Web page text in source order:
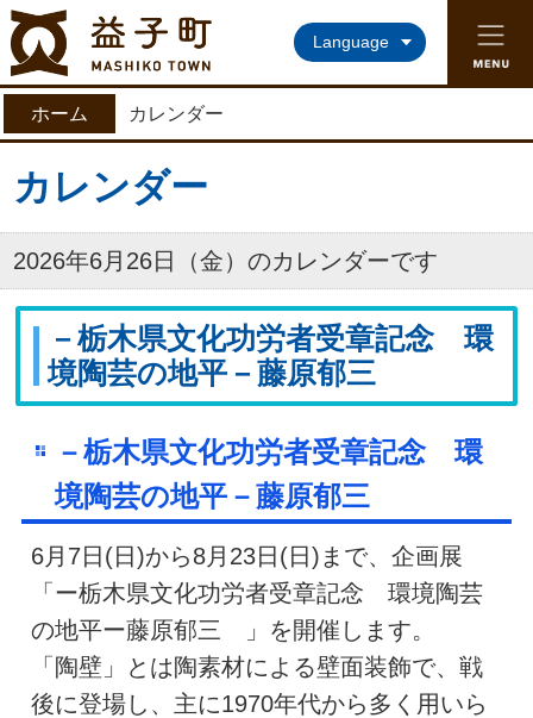
益子町ホームページ
Language
ホーム カレンダー
カレンダー
2026年6月26日（金）のカレンダーです
－栃木県文化功労者受章記念 環
境陶芸の地平－藤原郁三
－栃木県文化功労者受章記念 環
境陶芸の地平－藤原郁三
6月7日(日)から8月23日(日)まで、企画展
「ー栃木県文化功労者受章記念 環境陶芸
の地平ー藤原郁三 」を開催します。
「陶壁」とは陶素材による壁面装飾で、戦
後に登場し、主に1970年代から多く用いら